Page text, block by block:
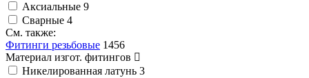
Аксиальные 9
Сварные 4
См. также:
Фитинги резьбовые 1456
Материал изгот. фитингов
Никелированная латунь 3